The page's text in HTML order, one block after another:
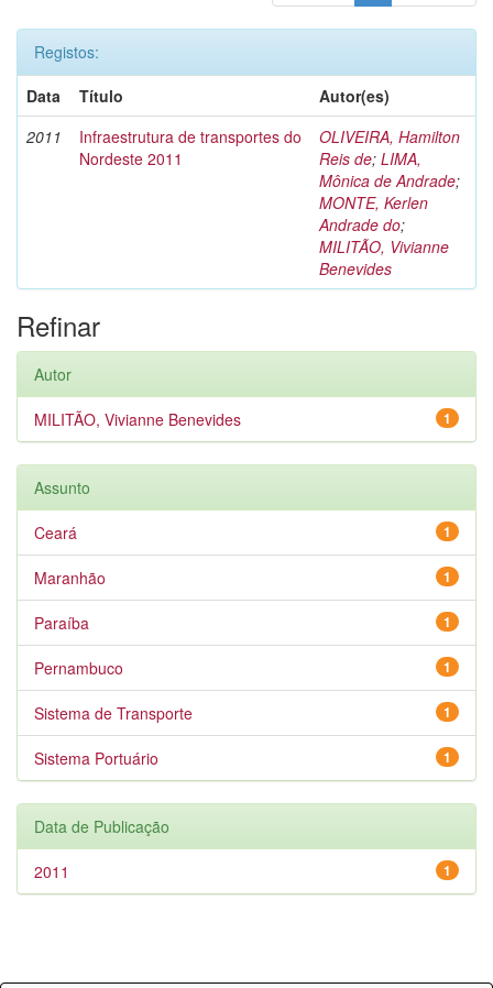
Registos:
Data
Título
Autor(es)
2011
Infraestrutura de transportes do
Nordeste 2011
OLIVEIRA, Hamilton
Reis de; LIMA,
Mônica de Andrade;
MONTE, Kerlen
Andrade do;
MILITÃO, Vivianne
Benevides
Refinar
Autor
1
MILITÃO, Vivianne Benevides
Assunto
1
Ceará
1
Maranhão
1
Paraíba
1
Pernambuco
1
Sistema de Transporte
1
Sistema Portuário
Data de Publicação
1
2011